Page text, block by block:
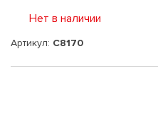
Нет в наличии
Артикул: C8170